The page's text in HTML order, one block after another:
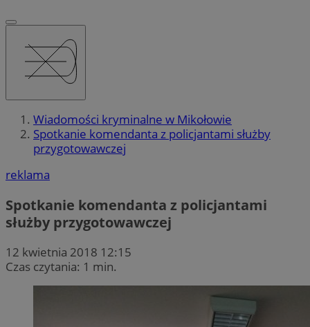
Wiadomości kryminalne w Mikołowie
Spotkanie komendanta z policjantami służby
przygotowawczej
reklama
Spotkanie komendanta z policjantami
służby przygotowawczej
12 kwietnia 2018 12:15
Czas czytania: 1 min.